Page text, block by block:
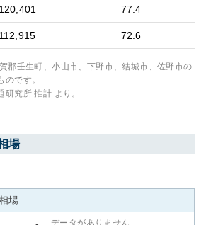
120,401 77.4
112,915 72.6
郡壬生町、小山市、下野市、結城市、佐野市の
です。
究所 推計 より。
場
場
データがありません